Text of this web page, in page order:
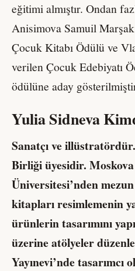
eğitimi almıştır. Ondan
Anisimova Samuil
Çocuk Kitabı Ödülü ve
verilen Çocuk Edebiyatı
ödülüne aday
Yulia Sidneva
Sanatçı ve
Birliği üyesidir. Moskova
Üniversitesi’nden
kitapları resimlemenin
ürünlerin tasarımını
üzerine atölyeler
Yayınevi’nde tasarımcı